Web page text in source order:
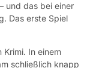
und das bei einer
Das erste Spiel
In einem
schließlich knapp